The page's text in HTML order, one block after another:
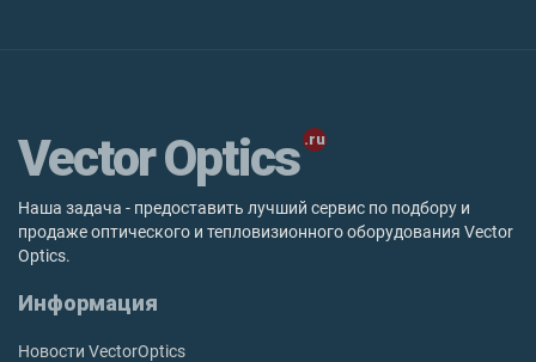
Vector Optics
Наша задача - предоставить лучший сервис по подбору и
продаже оптического и тепловизионного оборудования Vector
Optics.
Информация
Новости VectorOptics